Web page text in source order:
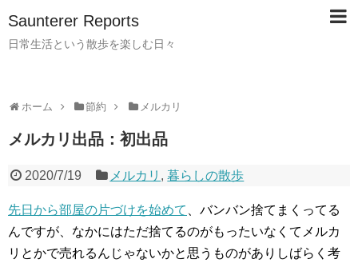
Saunterer Reports
日常生活という散歩を楽しむ日々
ホーム 節約 メルカリ
メルカリ出品：初出品
2020/7/19 メルカリ ,暮らしの散歩
先日から部屋の片づけを始めて
、バンバン捨てまくってる
んですが、なかにはただ捨てるのがもったいなくてメルカ
リとかで売れるんじゃないかと思うものがありしばらく考